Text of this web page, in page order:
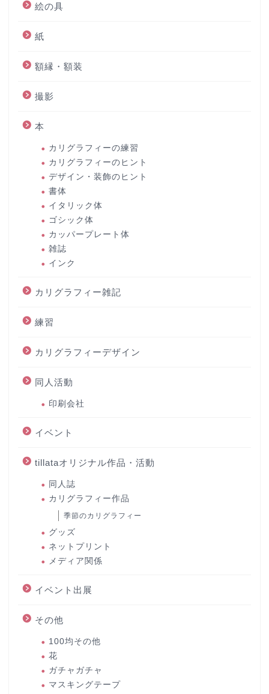
絵の具
紙
額縁・額装
撮影
本
カリグラフィーの練習
カリグラフィーのヒント
デザイン・装飾のヒント
書体
イタリック体
ゴシック体
カッパープレート体
雑誌
インク
カリグラフィー雑記
練習
カリグラフィーデザイン
同人活動
印刷会社
イベント
tillataオリジナル作品・活動
同人誌
カリグラフィー作品
季節のカリグラフィー
グッズ
ネットプリント
メディア関係
イベント出展
その他
100均その他
花
ガチャガチャ
マスキングテープ